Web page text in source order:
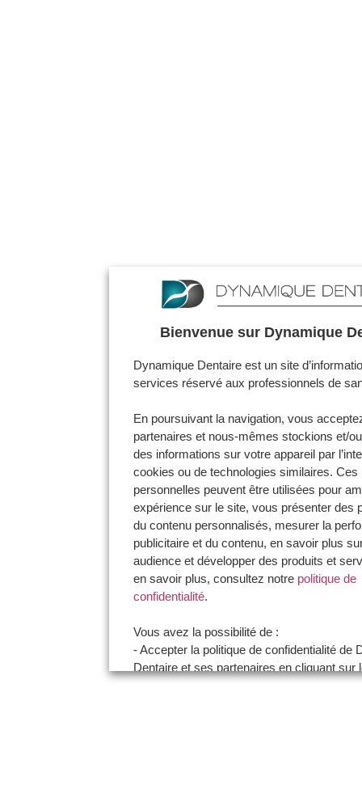
Bienvenue sur Dynamique
Dynamique Dentaire est un site
services réservé aux professionnels de
En poursuivant la navigation, vous
partenaires et nous-mêmes stockions et/
des informations sur votre appareil par
cookies ou de technologies similaires. Ces
personnelles peuvent être utilisées pour
expérience sur le site, vous présenter des
du contenu personnalisés, mesurer la
publicitaire et du contenu, en savoir plus
audience et développer des produits et
en savoir plus, consultez notre politique de
confidentialité.
Vous avez la possibilité de :
- Accepter la politique de confidentialité de
Dentaire et ses partenaires en cliquant sur